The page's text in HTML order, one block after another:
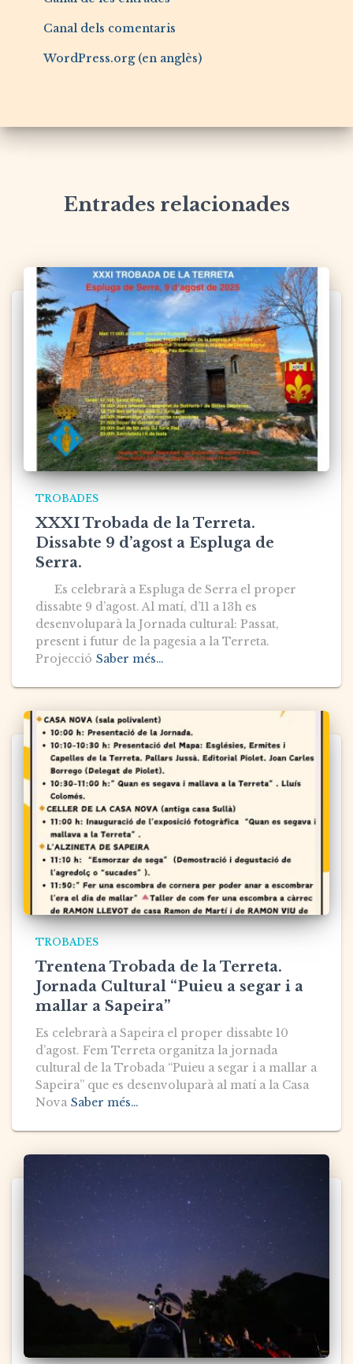
Canal dels comentaris
WordPress.org (en anglès)
Entrades relacionades
TROBADES
XXXI Trobada de la Terreta.
Dissabte 9 d’agost a Espluga de
Serra.
Es celebrarà a Espluga de Serra el proper
dissabte 9 d’agost. Al matí, d’11 a 13h es
desenvoluparà la Jornada cultural: Passat,
present i futur de la pagesia a la Terreta.
Projecció Saber més…
TROBADES
Trentena Trobada de la Terreta.
Jornada Cultural “Puieu a segar i a
mallar a Sapeira”
Es celebrarà a Sapeira el proper dissabte 10
d’agost. Fem Terreta organitza la jornada
cultural de la Trobada “Puieu a segar i a mallar a
Sapeira” que es desenvoluparà al matí a la Casa
Nova Saber més…